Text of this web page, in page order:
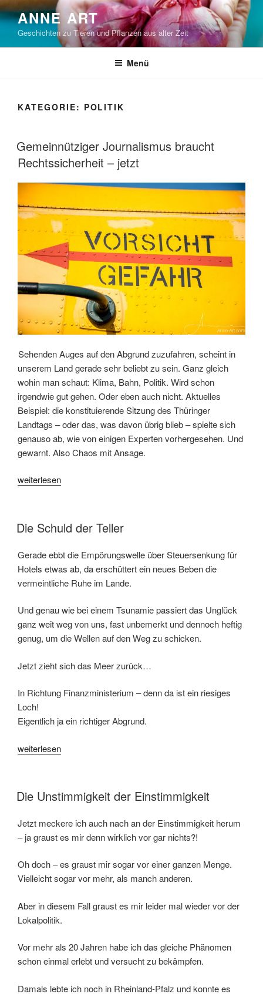
Zum
Inhalt
springen
ANNE ART
Geschichten zu Tieren und Pflanzen aus alter Zeit
Menü
KATEGORIE: POLITIK
VERÖFFENTLICHT
AM
Gemeinnütziger Journalismus braucht
Rechtssicherheit – jetzt
Sehenden Auges auf den Abgrund zuzufahren, scheint in
unserem Land gerade sehr beliebt zu sein. Ganz gleich
wohin man schaut: Klima, Bahn, Politik. Wird schon
irgendwie gut gehen. Oder eben auch nicht. Aktuelles
Beispiel: die konstituierende Sitzung des Thüringer
Landtags – oder das, was davon übrig blieb – spielte sich
genauso ab, wie von einigen Experten vorhergesehen. Und
gewarnt. Also Chaos mit Ansage.
„Gemeinnütziger
Rechtssicherheit
–
jetzt“
weiterlesen
VERÖFFENTLICHT
AM
Die Schuld der Teller
Gerade ebbt die Empörungswelle über Steuersenkung für
Hotels etwas ab, da erschüttert ein neues Beben die
vermeintliche Ruhe im Lande.
Und genau wie bei einem Tsunamie passiert das Unglück
ganz weit weg von uns, fast unbemerkt und dennoch heftig
genug, um die Wellen auf den Weg zu schicken.
Jetzt zieht sich das Meer zurück…
In Richtung Finanzministerium – denn da ist ein riesiges
Loch!
Eigentlich ja ein richtiger Abgrund.
„Die
Teller“
weiterlesen
VERÖFFENTLICHT
AM
Die Unstimmigkeit der Einstimmigkeit
Jetzt meckere ich auch nach an der Einstimmigkeit herum
– ja graust es mir denn wirklich vor gar nichts?!
Oh doch – es graust mir sogar vor einer ganzen Menge.
Vielleicht sogar vor mehr, als manch anderen.
Aber in diesem Fall graust es mir leider mal wieder vor der
Lokalpolitik.
Vor mehr als 20 Jahren habe ich das gleiche Phänomen
schon einmal erlebt und versucht zu bekämpfen.
Damals lebte ich noch in Rheinland-Pfalz und konnte es